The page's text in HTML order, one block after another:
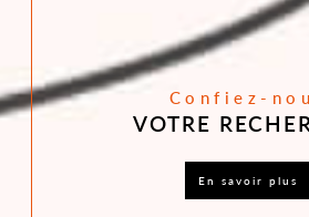
Confiez-
VOTRE
en savoir plus